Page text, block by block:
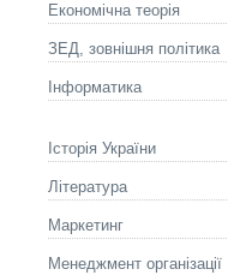
Економічна теорія
ЗЕД, зовнішня політика
Інформатика
Історія України
Літературa
Маркетинг
Менеджмент організації